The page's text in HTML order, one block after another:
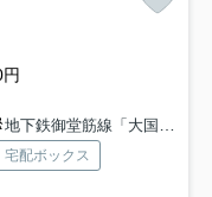
地下鉄御堂筋線「大国町」駅 徒歩6分
宅配ボックス